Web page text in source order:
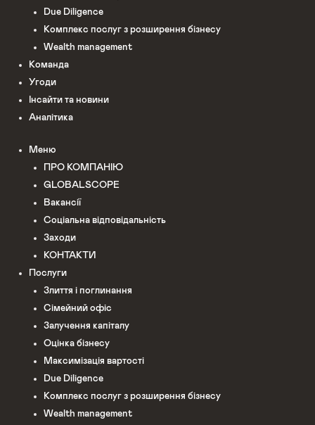
Due Diligence
Комплекс послуг з розширення бізнесу
Wealth management
Команда
Угоди
Інсайти та новини
Аналітика
Меню
ПРО КОМПАНІЮ
GLOBALSCOPE
Вакансії
Соціальна відповідальність
Заходи
КОНТАКТИ
Послуги
Злиття і поглинання
Сімейний офіс
Залучення капіталу
Оцінка бізнесу
Максимізація вартості
Due Diligence
Комплекс послуг з розширення бізнесу
Wealth management